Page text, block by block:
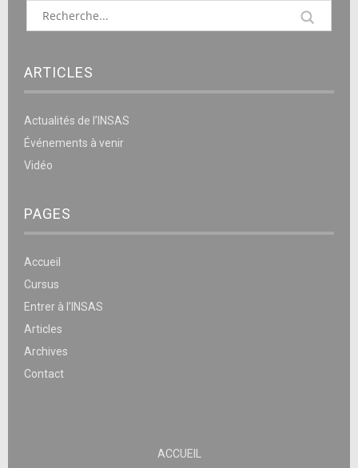
ARTICLES
Actualités de l’INSAS
Événements à venir
Vidéo
PAGES
Accueil
Cursus
Entrer à l’INSAS
Articles
Archives
Contact
ACCUEIL